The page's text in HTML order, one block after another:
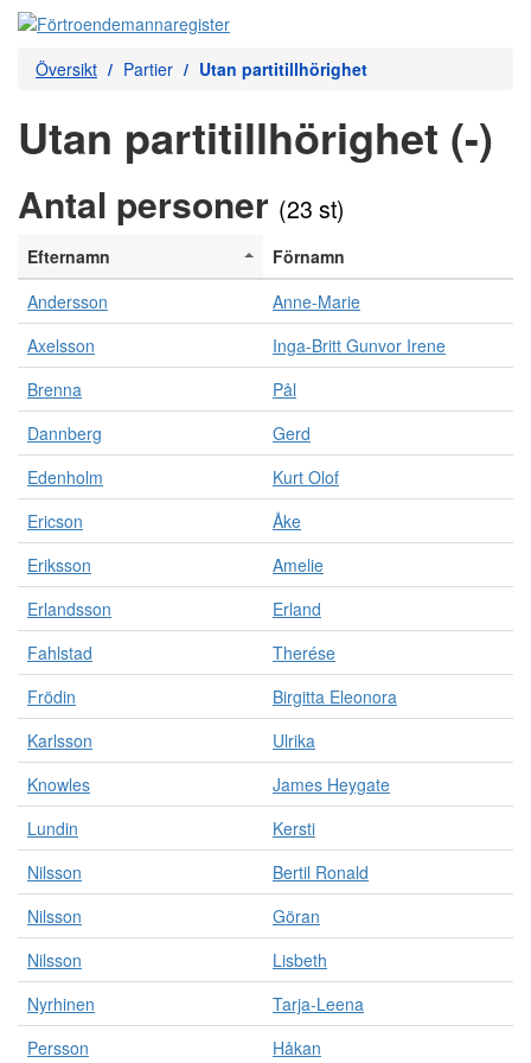
Översikt Partier Utan partitillhörighet
Utan partitillhörighet (-)
Antal personer (23 st)
Efternamn
Förnamn
Andersson
Anne-Marie
Axelsson
Inga-Britt Gunvor Irene
Brenna
Pål
Dannberg
Gerd
Edenholm
Kurt Olof
Ericson
Åke
Eriksson
Amelie
Erlandsson
Erland
Fahlstad
Therése
Frödin
Birgitta Eleonora
Karlsson
Ulrika
Knowles
James Heygate
Lundin
Kersti
Nilsson
Bertil Ronald
Nilsson
Göran
Nilsson
Lisbeth
Nyrhinen
Tarja-Leena
Persson
Håkan